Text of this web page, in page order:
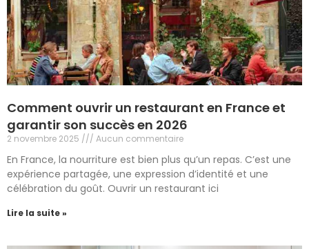
Comment ouvrir un restaurant en France et
garantir son succès en 2026
2 novembre 2025 Aucun commentaire
En France, la nourriture est bien plus qu’un repas. C’est une
expérience partagée, une expression d’identité et une
célébration du goût. Ouvrir un restaurant ici
Lire la suite »